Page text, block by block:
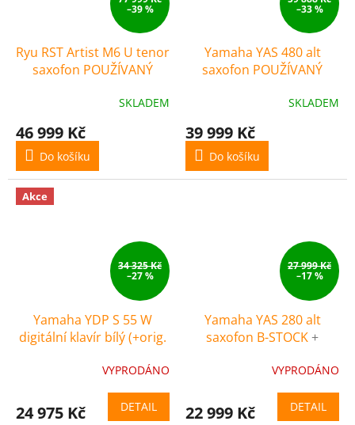
–39 %
Ryu RST Artist M6 U tenor
saxofon POUŽÍVANÝ
SKLADEM
46 999 Kč
Do košíku
–33 %
Yamaha YAS 480 alt
saxofon POUŽÍVANÝ
SKLADEM
39 999 Kč
Do košíku
Akce
34 325 Kč
–27 %
Yamaha YDP S 55 W
digitální klavír bílý (+orig.
VYPRODÁNO
24 975 Kč DETAIL
27 999 Kč
–17 %
Yamaha YAS 280 alt
saxofon B-STOCK+
prohlídky nástroje (v
hodnotě 4500 Kč)
VYPRODÁNO
22 999 Kč DETAIL